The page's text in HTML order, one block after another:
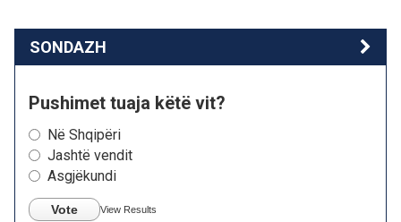
SONDAZH
Pushimet tuaja këtë vit?
Në Shqipëri
Jashtë vendit
Asgjëkundi
Vote View Results